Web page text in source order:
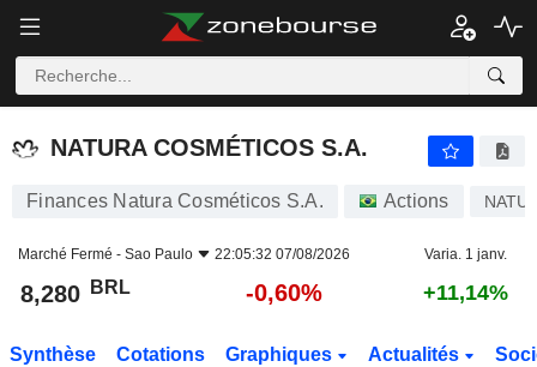
NATURA COSMÉTICOS S.A.
NATURA COSMÉTICOS S.A.
Finances Natura Cosméticos S.A. Actions
Marché Fermé - Sao Paulo 22:05:32 07/08/2026 Varia. 1 janv.
8,280 BRL -0,60% +11,14%
Synthèse Cotations Graphiques Actualités